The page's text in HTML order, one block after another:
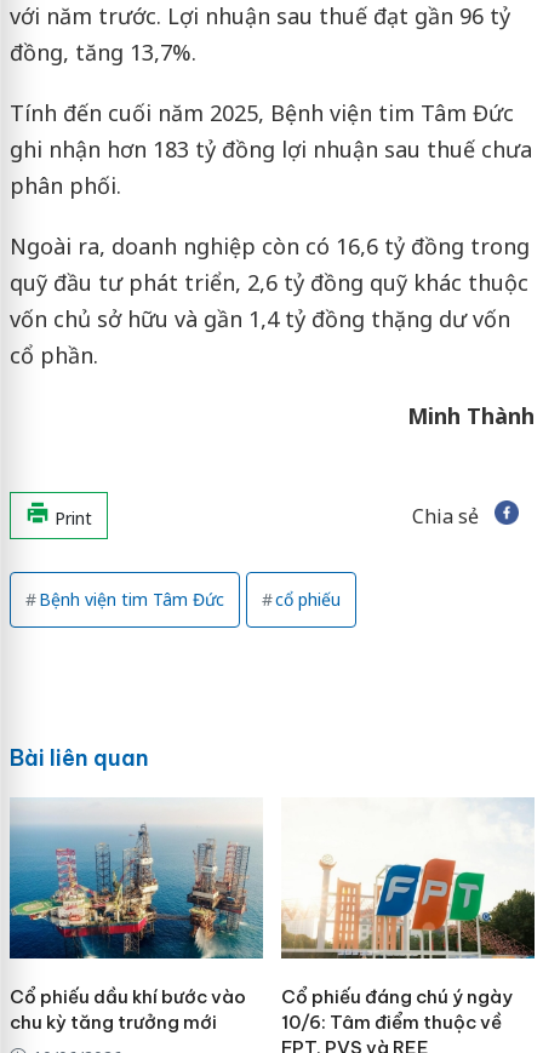
với năm trước. Lợi nhuận sau thuế đạt gần 96 tỷ
đồng, tăng 13,7%.
Tính đến cuối năm 2025, Bệnh viện tim Tâm Đức
ghi nhận hơn 183 tỷ đồng lợi nhuận sau thuế chưa
phân phối.
Ngoài ra, doanh nghiệp còn có 16,6 tỷ đồng trong
quỹ đầu tư phát triển, 2,6 tỷ đồng quỹ khác thuộc
vốn chủ sở hữu và gần 1,4 tỷ đồng thặng dư vốn
cổ phần.
Minh Thành
Print Chia sẻ
Bệnh viện tim Tâm Đức cổ phiếu
Bài liên quan
Cổ phiếu dầu khí bước vào
chu kỳ tăng trưởng mới
Cổ phiếu đáng chú ý ngày
10/6: Tâm điểm thuộc về
FPT, PVS và REE